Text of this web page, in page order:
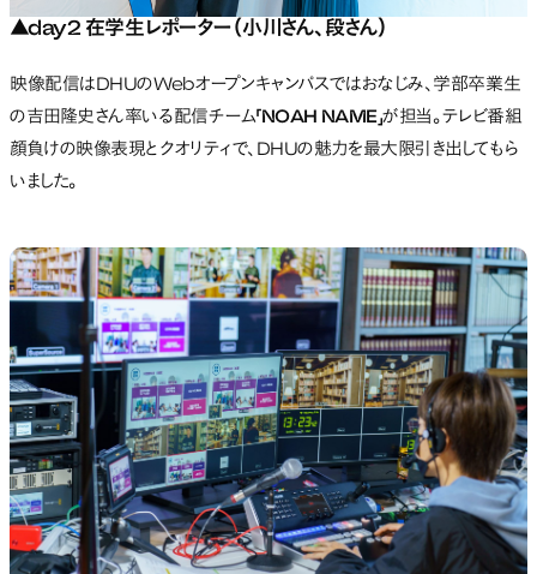
▲day2 在学生レポーター（小川さん、段さん）
映像配信はDHUのWebオープンキャンパスではおなじみ、学部卒業生
の吉田隆史さん率いる配信チーム「NOAH NAME」が担当。テレビ番組
顔負けの映像表現とクオリティで、DHUの魅力を最大限引き出してもら
いました。